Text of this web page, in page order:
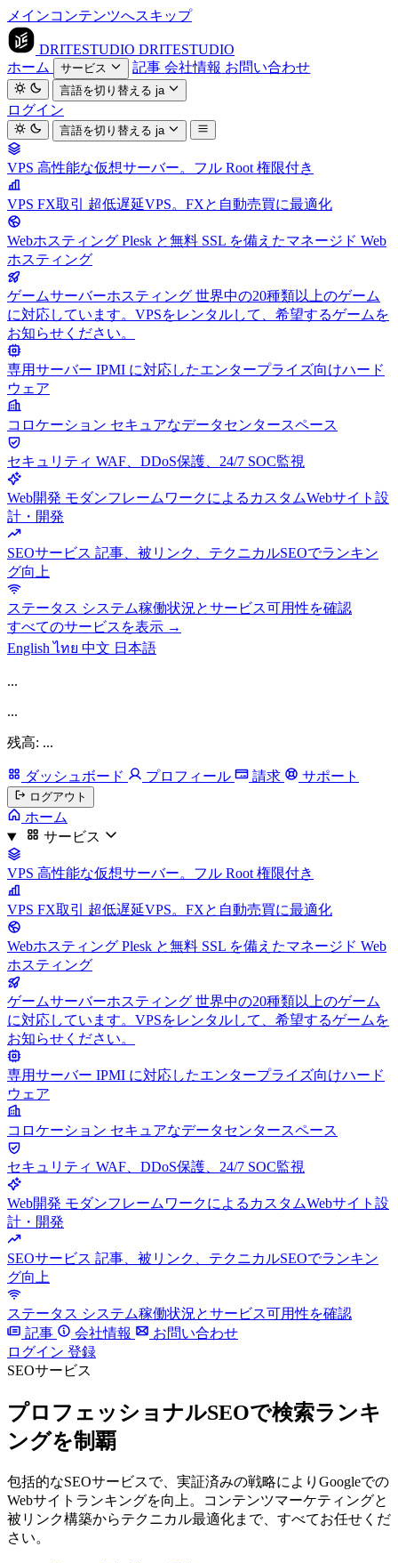
メインコンテンツへスキップ
DRITESTUDIO DRITESTUDIO
ホーム
サービス 記事 会社情報 お問い合わせ
言語を切り替える ja
ログイン
言語を切り替える ja
VPS 高性能な仮想サーバー。フル Root 権限付き
VPS FX取引 超低遅延VPS。FXと自動売買に最適化
Webホスティング Plesk と無料 SSL を備えたマネージド Web
ホスティング
ゲームサーバーホスティング 世界中の20種類以上のゲーム
に対応しています。VPSをレンタルして、希望するゲームを
お知らせください。
専用サーバー IPMI に対応したエンタープライズ向けハード
ウェア
コロケーション セキュアなデータセンタースペース
セキュリティ WAF、DDoS保護、24/7 SOC監視
Web開発 モダンフレームワークによるカスタムWebサイト設
計・開発
SEOサービス 記事、被リンク、テクニカルSEOでランキン
グ向上
ステータス システム稼働状況とサービス可用性を確認
すべてのサービスを表示 →
Englishไทย 中文 日本語
...
...
残高: ...
ダッシュボード プロフィール 請求 サポート
ログアウト
ホーム
サービス
VPS 高性能な仮想サーバー。フル Root 権限付き
VPS FX取引 超低遅延VPS。FXと自動売買に最適化
Webホスティング Plesk と無料 SSL を備えたマネージド Web
ホスティング
ゲームサーバーホスティング 世界中の20種類以上のゲーム
に対応しています。VPSをレンタルして、希望するゲームを
お知らせください。
専用サーバー IPMI に対応したエンタープライズ向けハード
ウェア
コロケーション セキュアなデータセンタースペース
セキュリティ WAF、DDoS保護、24/7 SOC監視
Web開発 モダンフレームワークによるカスタムWebサイト設
計・開発
SEOサービス 記事、被リンク、テクニカルSEOでランキン
グ向上
ステータス システム稼働状況とサービス可用性を確認
記事
会社情報
お問い合わせ
ログイン 登録
SEOサービス
プロフェッショナルSEOで検索ランキ
ングを制覇
包括的なSEOサービスで、実証済みの戦略によりGoogleでの
Webサイトランキングを向上。コンテンツマーケティングと
被リンク構築からテクニカル最適化まで、すべてお任せくだ
さい。